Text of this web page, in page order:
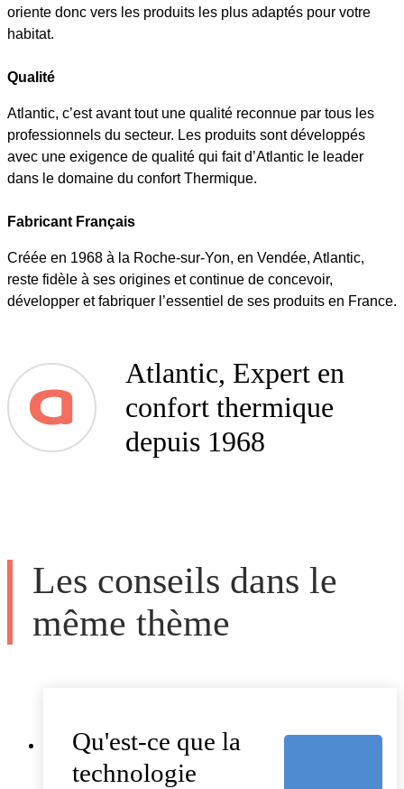
oriente donc vers les produits les plus adaptés pour votre
habitat.
Qualité
Atlantic, c’est avant tout une qualité reconnue par tous les
professionnels du secteur. Les produits sont développés
avec une exigence de qualité qui fait d’Atlantic le leader
dans le domaine du confort Thermique.
Fabricant Français
Créée en 1968 à la Roche-sur-Yon, en Vendée, Atlantic,
reste fidèle à ses origines et continue de concevoir,
développer et fabriquer l’essentiel de ses produits en France.
Atlantic, Expert en
confort thermique
depuis 1968
Les conseils dans le
même thème
Qu'est-ce que la
technologie